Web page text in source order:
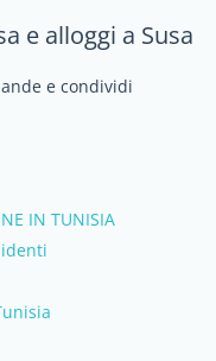
e alloggi a Susa
e condividi
IN TUNISIA